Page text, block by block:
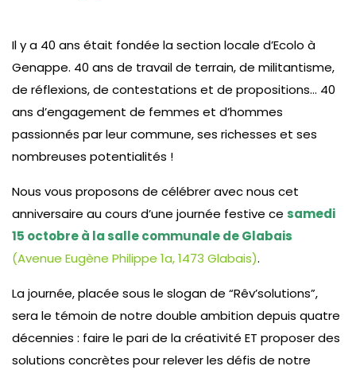
Il y a 40 ans était fondée la section locale d’Ecolo à
Genappe. 40 ans de travail de terrain, de militantisme,
de réflexions, de contestations et de propositions… 40
ans d’engagement de femmes et d’hommes
passionnés par leur commune, ses richesses et ses
nombreuses potentialités !
Nous vous proposons de célébrer avec nous cet
anniversaire au cours d’une journée festive ce samedi
15 octobre à la salle communale de Glabais
(Avenue Eugène Philippe 1a,1473 Glabais).
La journée, placée sous le slogan de “Rêv’solutions”,
sera le témoin de notre double ambition depuis quatre
décennies : faire le pari de la créativité ET proposer des
solutions concrètes pour relever les défis de notre